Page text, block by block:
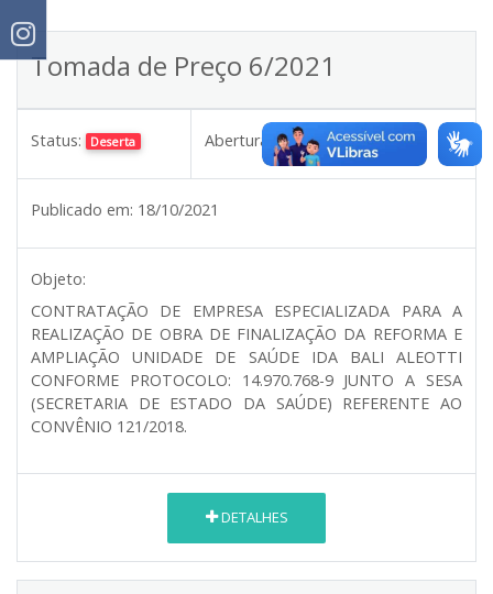
Tomada de Preço 6/2021
Status: Deserta Abertura: 09/11/2021 09:00
Publicado em: 18/10/2021
Objeto:
CONTRATAÇÃO DE EMPRESA ESPECIALIZADA PARA A
REALIZAÇÃO DE OBRA DE FINALIZAÇÃO DA REFORMA E
AMPLIAÇÃO UNIDADE DE SAÚDE IDA BALI ALEOTTI
CONFORME PROTOCOLO: 14.970.768-9 JUNTO A SESA
(SECRETARIA DE ESTADO DA SAÚDE) REFERENTE AO
CONVÊNIO 121/2018.
DETALHES